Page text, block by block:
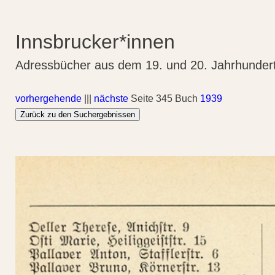
Innsbrucker*innen
Adressbücher aus dem 19. und 20.
vorhergehende nächste Seite 345 Buch 1939
Zurück zu den Suchergebnissen